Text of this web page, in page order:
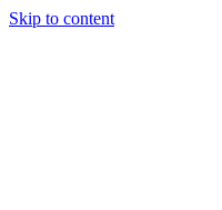
Skip to content